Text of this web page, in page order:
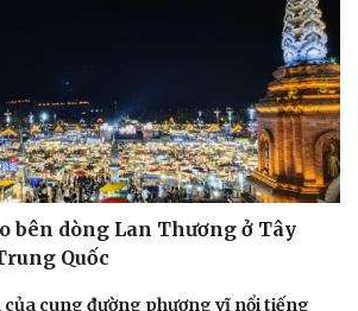
bên dòng Lan Thương ở Tây
Quốc
của cung đường phượng vĩ nổi tiếng